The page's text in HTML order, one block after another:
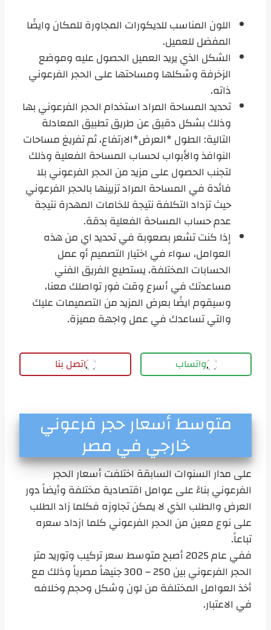
اللون المناسب للديكورات المجاورة للمكان وايضًا
المفضل للعميل.
الشكل الذي يريد العميل الحصول عليه وموضع
الزخرفة وشكلها ومساحتها على الحجر الفرعوني
ذاته.
تحديد المساحة المراد استخدام الحجر الفرعوني بها
وذلك بشكل دقيق عن طريق تطبيق المعادلة
التالية: الطول *العرض*الارتفاع، ثم تفريغ مساحات
النوافذ والأبواب لحساب المساحة الفعلية وذلك
لتجنب الحصول على مزيد من الحجر الفرعوني بلا
فائدة في المساحة المراد تزيينها بالحجر الفرعوني
حيث تزداد التكلفة نتيجة للخامات المهدرة نتيجة
عدم حساب المساحة الفعلية بدقة.
إذا كنت تشعر بصعوبة في تحديد اي من هذه
العوامل، سواء في اختيار التصميم أو عمل
الحسابات المختلفة، يستطيع الفريق الفني
مساعدتك في أسرع وقت فور تواصلك معنا،
وسيقوم ايضًا بعرض المزيد من التصميمات عليك
والتي تساعدك في عمل واجهة مميزة.
واتساب اتصل بنا
متوسط أسعار حجر فرعوني
خارجي في مصر
على مدار السنوات السابقة اختلفت أسعار الحجر
الفرعوني بناءً على عوامل اقتصادية مختلفة وأيضاً دور
العرض والطلب الذي لا يمكن تجاوزه فكلما زاد الطلب
على نوع معين من الحجر الفرعوني كلما ازداد سعره
تباعاً.
ففي عام 2025 أصبح متوسط سعر تركيب وتوريد متر
الحجر الفرعوني بين 250 – 300 جنيهاً مصرياً وذلك مع
أخذ العوامل المختلفة من لون وشكل وحجم وخلافه
في الاعتبار.